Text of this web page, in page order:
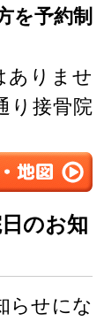
を予約制
ありませ
り接骨院
のお知
らせにな